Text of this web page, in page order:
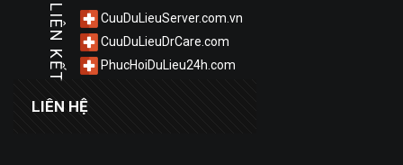
LIÊN KẾT
CuuDuLieuServer.com.vn
CuuDuLieuDrCare.com
PhucHoiDuLieu24h.com
LIÊN HỆ